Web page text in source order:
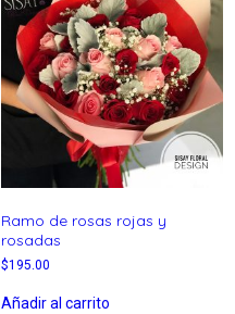
Ramo de rosas rojas y
rosadas
$195.00
Añadir al carrito